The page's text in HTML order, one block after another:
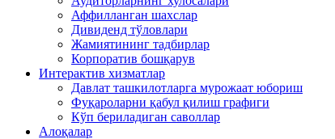
Аффилланган шахслар
Дивиденд тўловлари
Жамиятининг тадбирлар
Корпоратив бошқарув
Интерактив хизматлар
Давлат ташкилотларга мурожаат юбориш
Фуқароларни қабул қилиш графиги
Кўп бериладиган саволлар
Алоқалар